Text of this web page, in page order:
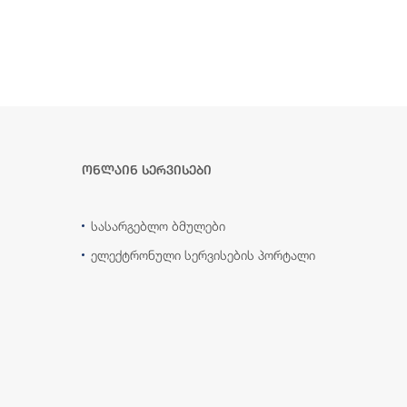
ონლაინ სერვისები
სასარგებლო ბმულები
ელექტრონული სერვისების პორტალი